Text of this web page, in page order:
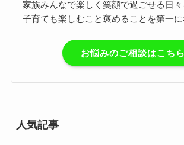
家族みんなで楽しく笑顔で過ごせる日
子育ても楽しむこと褒めることを第一
お悩みのご相談はこちら
人気記事